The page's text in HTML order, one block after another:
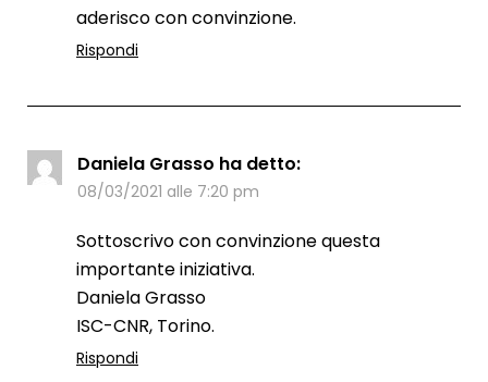
aderisco con convinzione.
Rispondi
Daniela Grasso ha detto:
08/03/2021 alle 7:20 pm
Sottoscrivo con convinzione questa
importante iniziativa.
Daniela Grasso
ISC-CNR, Torino.
Rispondi